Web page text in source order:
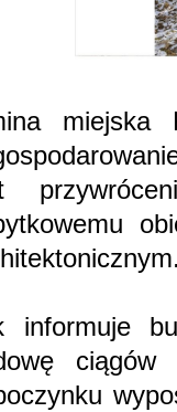
miejska
informuje
ciągów